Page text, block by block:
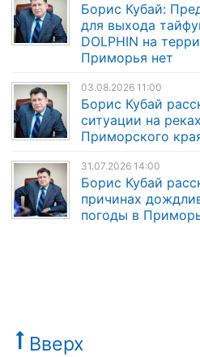
Борис Кубай:
для выхода
DOLPHIN на
Приморья нет
03.08.2026 11:00
Борис Кубай
ситуации на реках
Приморского
31.07.2026 14:00
Борис Кубай
причинах
погоды в
Вверх